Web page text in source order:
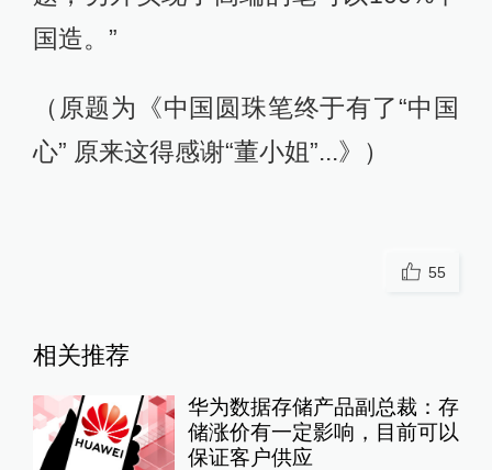
国造。”
（原题为《中国圆珠笔终于有了“中国
心” 原来这得感谢“董小姐”...》）
55
相关推荐
华为数据存储产品副总裁：存
储涨价有一定影响，目前可以
保证客户供应